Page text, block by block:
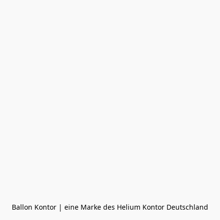
Ballon Kontor | eine Marke des Helium Kontor Deutschland